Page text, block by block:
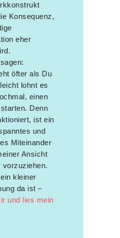
Konsequenz,
eher
öfter als Du
lohnt es
einen
Denn
ist ein
und
Miteinander
Ansicht
vorzuziehen.
kleiner
da ist –
und lies mein